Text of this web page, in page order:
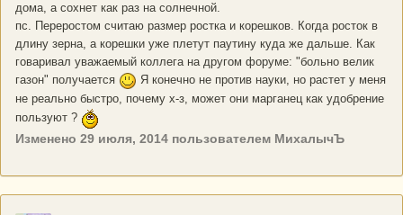
дома, а сохнет как раз на солнечной.
пс. Переростом считаю размер ростка и корешков. Когда росток в
длину зерна, а корешки уже плетут паутину куда же дальше. Как
говаривал уважаемый коллега на другом форуме: "больно велик
газон" получается
Я конечно не против науки, но растет у меня
не реально быстро, почему х-з, может они марганец как удобрение
пользуют ?
Изменено 29 июля, 2014 пользователем МихалычЪ